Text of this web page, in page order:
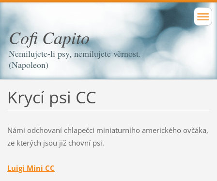
Cofi Capito
Nemilujete-li psy, nemilujete věrnost.
(Napoleon)
Krycí psi CC
Námi odchovaní chlapečci miniaturního amerického ovčáka,
ze kterých jsou již chovní psi.
Luigi Mini CC